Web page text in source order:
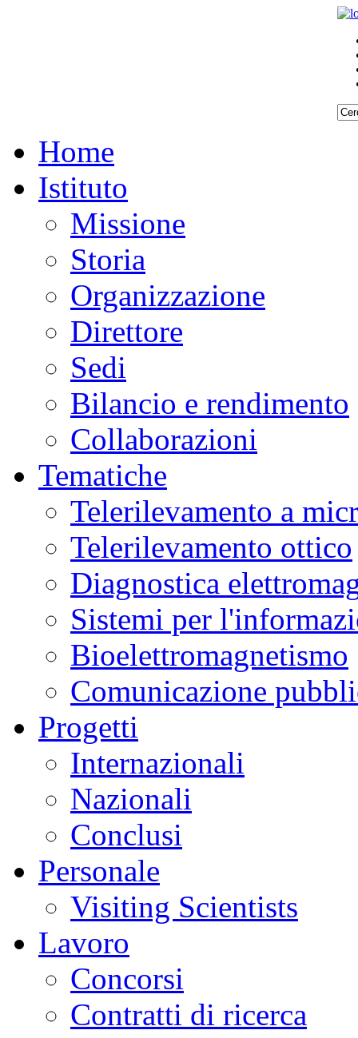
Home
Istituto
Missione
Storia
Organizzazione
Direttore
Sedi
Bilancio e rendimento
Collaborazioni
Tematiche
Telerilevamento a
Telerilevamento ottico
Diagnostica
Sistemi per
Bioelettromagnetismo
Comunicazione
Progetti
Internazionali
Nazionali
Conclusi
Personale
Visiting Scientists
Lavoro
Concorsi
Contratti di ricerca